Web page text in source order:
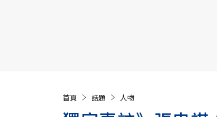
首頁 話題 人物